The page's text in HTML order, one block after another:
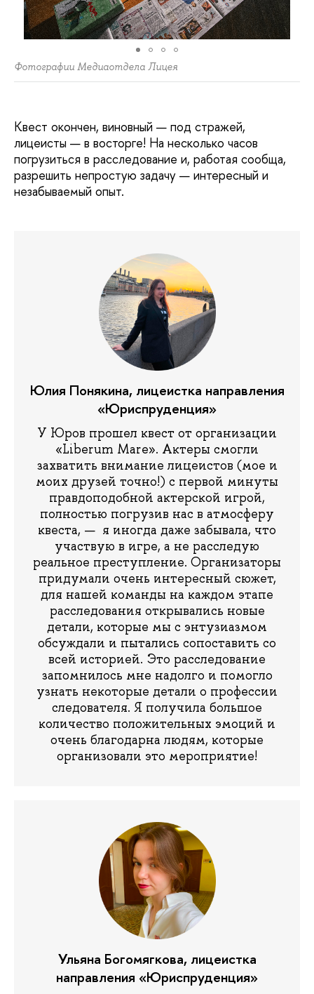
Фотографии Медиаотдела Лицея
Квест окончен, виновный — под стражей,
лицеисты — в восторге! На несколько часов
погрузиться в расследование и, работая сообща,
разрешить непростую задачу — интересный и
незабываемый опыт.
Юлия Понякина, лицеистка направления
«Юриспруденция»
У Юров прошел квест от организации
«Liberum Mare». Актеры смогли
захватить внимание лицеистов (мое и
моих друзей точно!) с первой минуты
правдоподобной актерской игрой,
полностью погрузив нас в атмосферу
квеста, — я иногда даже забывала, что
участвую в игре, а не расследую
реальное преступление. Организаторы
придумали очень интересный сюжет,
для нашей команды на каждом этапе
расследования открывались новые
детали, которые мы с энтузиазмом
обсуждали и пытались сопоставить со
всей историей. Это расследование
запомнилось мне надолго и помогло
узнать некоторые детали о профессии
следователя. Я получила большое
количество положительных эмоций и
очень благодарна людям, которые
организовали это мероприятие!
Ульяна Богомягкова, лицеистка
направления «Юриспруденция»